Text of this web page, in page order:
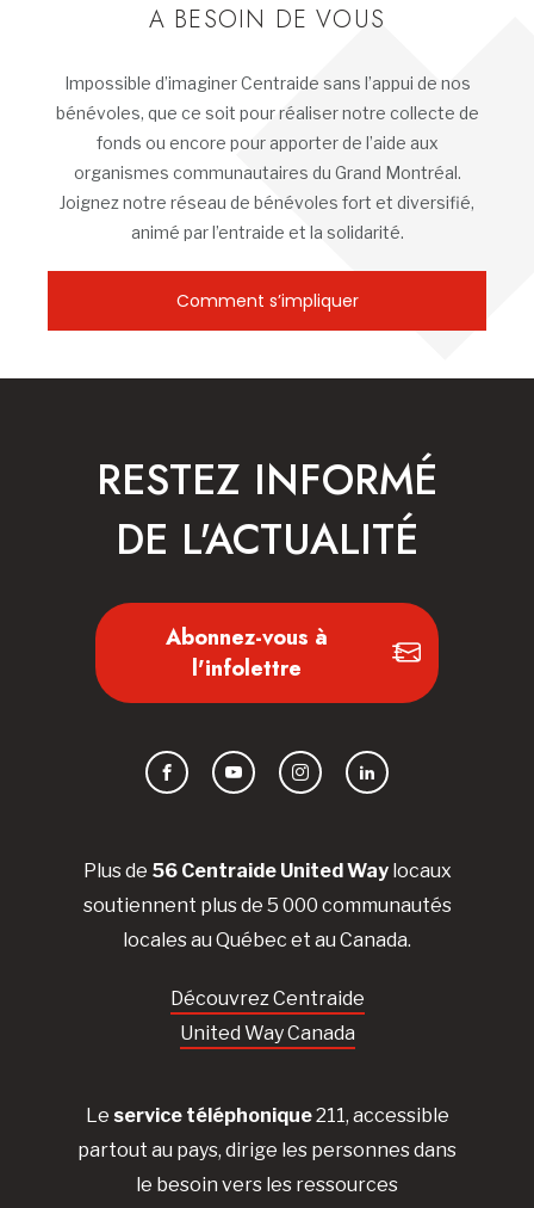
A BESOIN DE VOUS
Impossible d’imaginer Centraide sans l’appui de nos
bénévoles, que ce soit pour réaliser notre collecte de
fonds ou encore pour apporter de l’aide aux
organismes communautaires du Grand Montréal.
Joignez notre réseau de bénévoles fort et diversifié,
animé par l’entraide et la solidarité.
Comment s’impliquer
Plus de 56 Centraide United Waylocaux
soutiennent plus de 5 000 communautés
locales au Québec et au Canada.
Découvrez Centraide
United Way Canada
Le service téléphonique211, accessible
partout au pays, dirige les personnes dans
le besoin vers les ressources
RESTEZ INFORMÉ
DE L'ACTUALITÉ
Abonnez-vous à
l'infolettre
FacebookYouTubeInstagramLinkedIn